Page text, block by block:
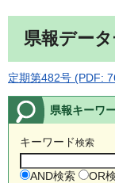
県報デー
定期第482号 (PDF:
県報キーワ
キーワード検索
AND検索 OR